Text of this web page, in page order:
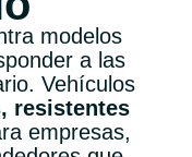
modelos
a las
Vehículos
resistentes
empresas,